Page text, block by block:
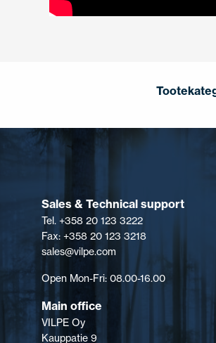
Sales & Technical support
Tel. +358 20 123 3222
Fax: +358 20 123 3218
sales@vilpe.com
Open Mon-Fri: 08.00-16.00
Main office
VILPE Oy
Kauppatie 9